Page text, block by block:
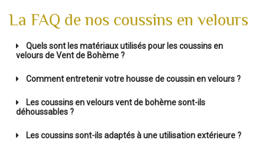
La FAQ de nos coussins en velours
Quels sont les matériaux utilisés pour les coussins en
velours de Vent de Bohème ?
Comment entretenir votre housse de coussin en velours ?
Les coussins en velours vent de bohème sont-ils
déhoussables ?
Les coussins sont-ils adaptés à une utilisation extérieure ?